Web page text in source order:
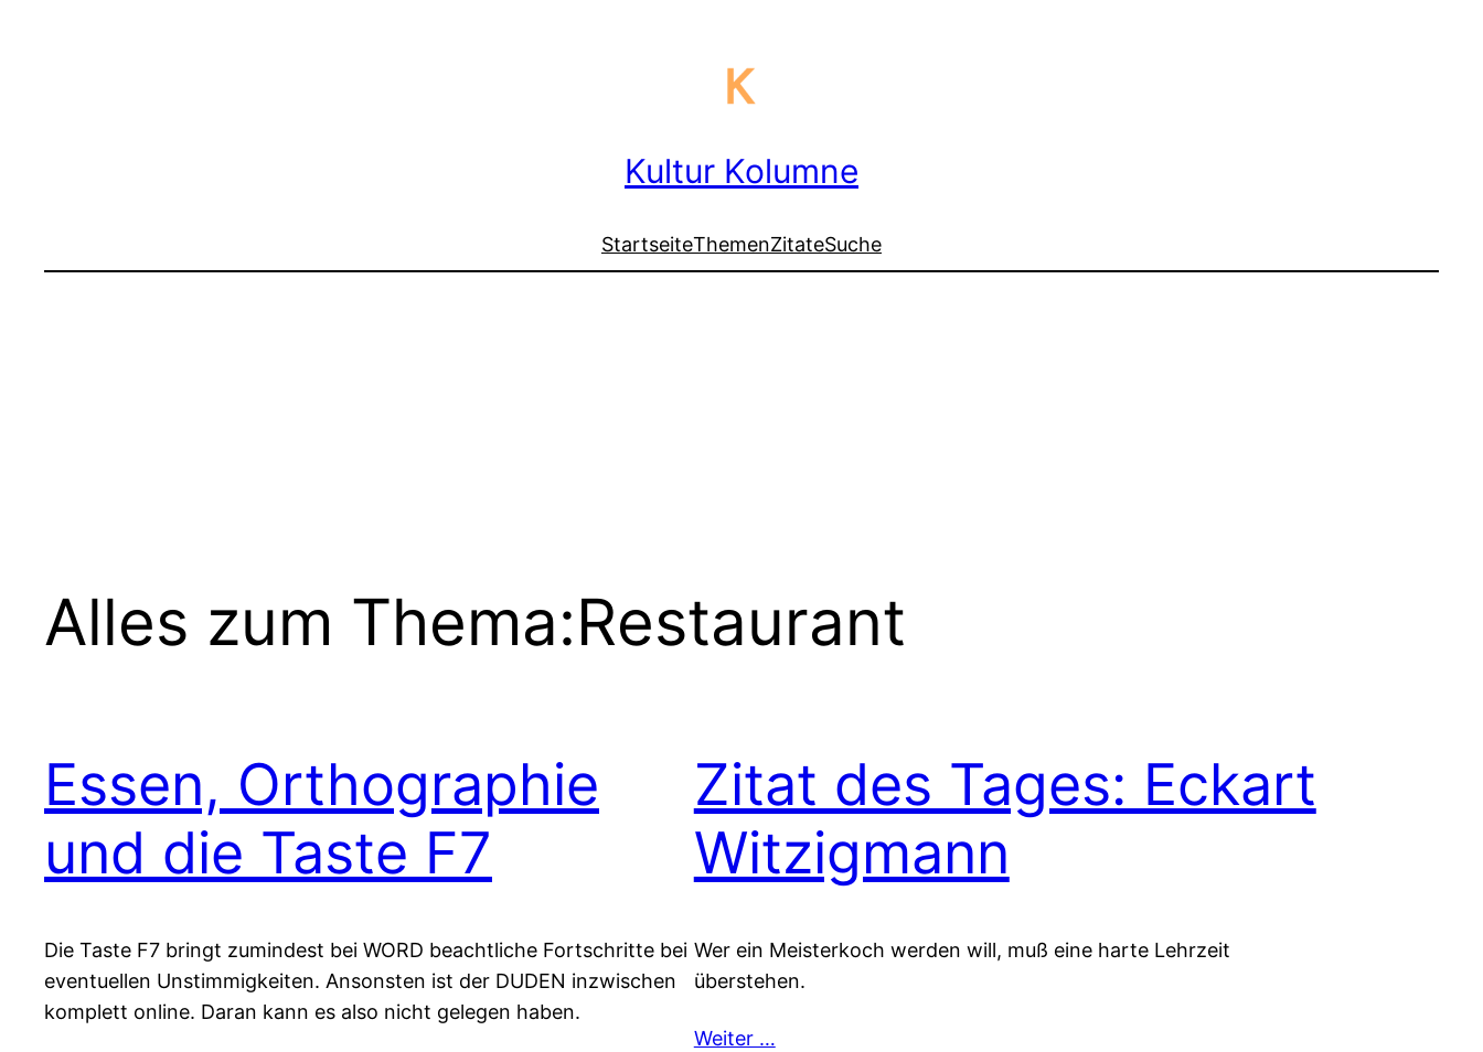
Kultur Kolumne
StartseiteThemenZitateSuche
Alles zum Thema:Restaurant
Essen, Orthographie
und die Taste F7
Die Taste F7 bringt zumindest bei WORD beachtliche Fortschritte bei
eventuellen Unstimmigkeiten. Ansonsten ist der DUDEN inzwischen
komplett online. Daran kann es also nicht gelegen haben.
Zitat des Tages: Eckart
Witzigmann
Wer ein Meisterkoch werden will, muß eine harte Lehrzeit
überstehen.
Weiter …